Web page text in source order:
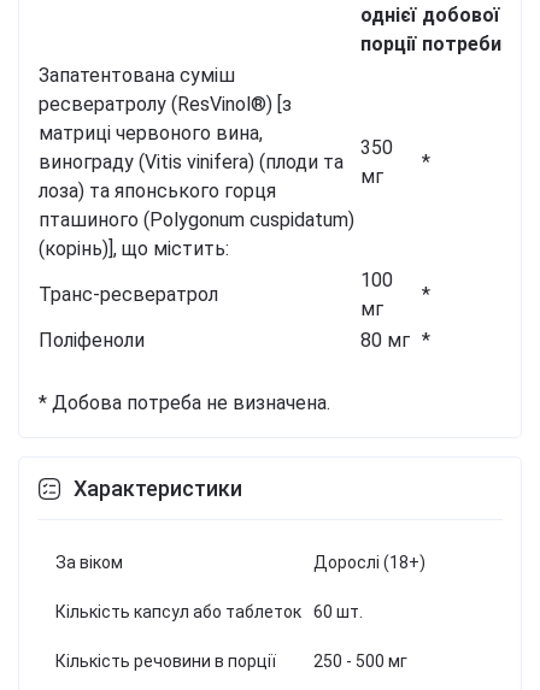
однієї
порції
добової
потреби
Запатентована суміш
ресвератролу (ResVinol®) [з
матриці червоного вина,
винограду (Vitis vinifera) (плоди та
лоза) та японського горця
пташиного (Polygonum cuspidatum)
(корінь)], що містить:
350
мг
*
Транс-ресвератрол
100
мг
*
Поліфеноли
80 мг *
* Добова потреба не визначена.
Характеристики
За віком Дорослі (18+)
Кількість капсул або таблеток 60 шт.
Кількість речовини в порції 250 - 500 мг